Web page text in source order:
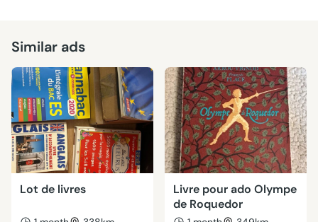
Similar ads
Lot de livres
Livre pour ado Olympe
de Roquedor